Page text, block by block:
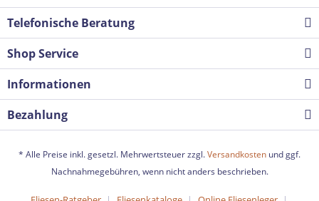
Telefonische Beratung
Shop Service
Informationen
Bezahlung
* Alle Preise inkl. gesetzl. Mehrwertsteuer zzgl.Versandkosten und ggf.
Nachnahmegebühren, wenn nicht anders beschrieben.